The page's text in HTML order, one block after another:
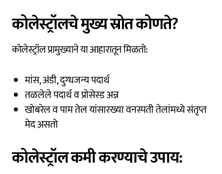
कोलेस्ट्रॉलचे मुख्य स्रोत कोणते?
कोलेस्ट्रॉल प्रामुख्याने या आहारातून मिळतो:
मांस, अंडी, दुग्धजन्य पदार्थ
तळलेले पदार्थ व प्रोसेस्ड अन्न
खोबरेल व पाम तेल यांसारख्या वनस्पती तेलांमध्ये संतृप्त
मेद असतो
कोलेस्ट्रॉल कमी करण्याचे उपाय: